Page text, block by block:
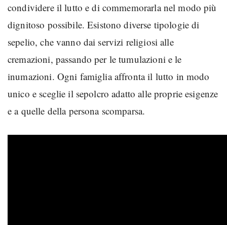
condividere il lutto e di commemorarla nel modo più
dignitoso possibile. Esistono diverse tipologie di
sepelio, che vanno dai servizi religiosi alle
cremazioni, passando per le tumulazioni e le
inumazioni. Ogni famiglia affronta il lutto in modo
unico e sceglie il sepolcro adatto alle proprie esigenze
e a quelle della persona scomparsa.